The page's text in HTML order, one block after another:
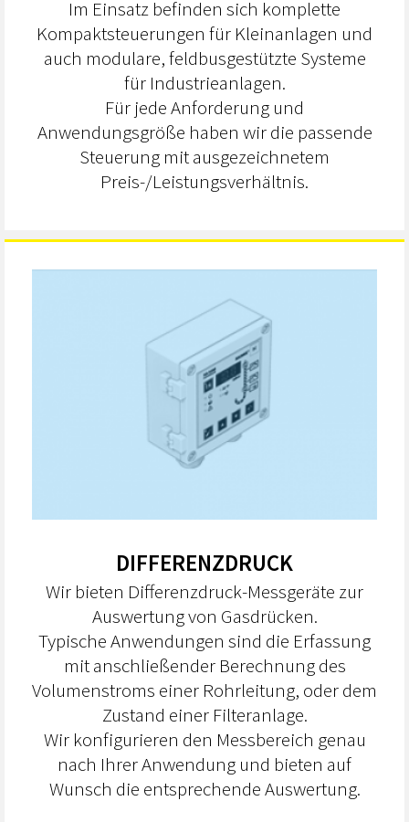
Im Einsatz befinden sich komplette
Kompaktsteuerungen für Kleinanlagen und
auch modulare, feldbusgestützte Systeme
für Industrieanlagen.
Für jede Anforderung und
Anwendungsgröße haben wir die passende
Steuerung mit ausgezeichnetem
Preis-/Leistungsverhältnis.
DIFFERENZDRUCK
Wir bieten Differenzdruck-Messgeräte zur
Auswertung von Gasdrücken.
Typische Anwendungen sind die Erfassung
mit anschließender Berechnung des
Volumenstroms einer Rohrleitung, oder dem
Zustand einer Filteranlage.
Wir konfigurieren den Messbereich genau
nach Ihrer Anwendung und bieten auf
Wunsch die entsprechende Auswertung.